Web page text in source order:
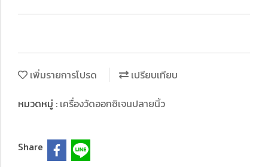
เพิ่มรายการโปรด
เปรียบเทียบ
หมวดหมู่ : เครื่องวัดออกซิเจนปลายนิ้ว
Share